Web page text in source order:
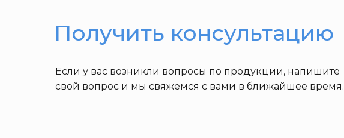
Если у вас возникли вопросы по продукции, напишите
свой вопрос и мы свяжемся с вами в ближайшее время.
Получить консультацию